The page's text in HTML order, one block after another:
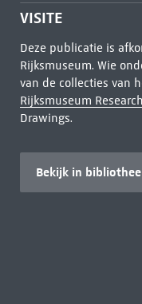
VISITE
Deze publicatie is
Rijksmuseum. Wie
van de collecties van
Rijksmuseum
Drawings.
Bekijk in